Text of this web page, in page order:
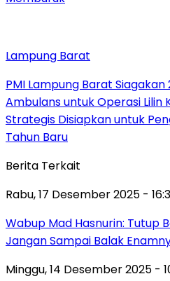
Lampung Barat
PMI Lampung Barat
Ambulans untuk Operasi Lilin
Strategis Disiapkan untuk
Tahun Baru
Berita Terkait
Rabu, 17 Desember 2025 -
Wabup Mad Hasnurin: Tutup
Jangan Sampai Balak
Minggu, 14 Desember 2025 -